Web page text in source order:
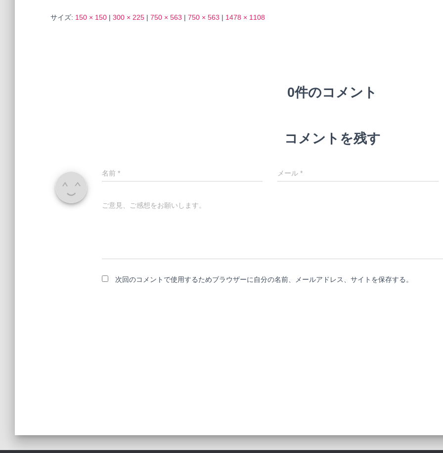
サイズ: 150 × 150 | 300 × 225 | 750 × 563 | 750 × 563 | 1478 × 1108
0件のコメント
コメントを残す
名前 * メール*
ご意見、ご感想をお願いします。
次回のコメントで使用するためブラウザーに自分の名前、メールアドレス、サイトを保存する。